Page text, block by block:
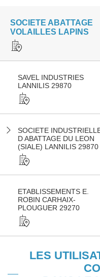
SOCIETE ABATTAGE
VOLAILLES LAPINS
SAVEL INDUSTRIES
LANNILIS 29870
SOCIETE
D ABATTAGE DU LEON
(SIALE) LANNILIS 29870
ETABLISSEMENTS E.
ROBIN CARHAIX-
PLOUGUER 29270
LES